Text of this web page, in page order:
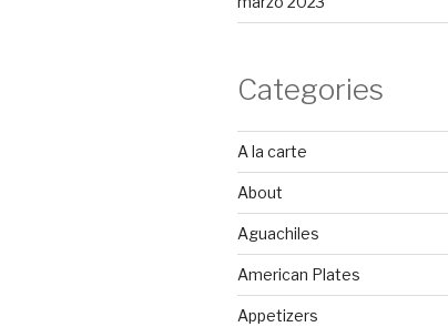
Categories
A la carte
About
Aguachiles
American Plates
Appetizers